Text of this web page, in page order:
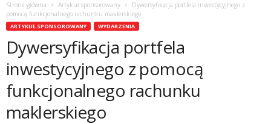
Strona główna Artykuł sponsorowany
Dywersyfikacja portfela inwestycyjnego z
pomocą funkcjonalnego rachunku maklerskiego
ARTYKUŁ SPONSOROWANY WYDARZENIA
Dywersyfikacja portfela
inwestycyjnego z pomocą
funkcjonalnego rachunku
maklerskiego